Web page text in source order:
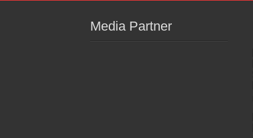
Media Partner